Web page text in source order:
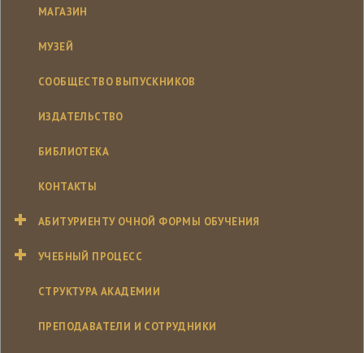
МАГАЗИН
МУЗЕЙ
СООБЩЕСТВО ВЫПУСКНИКОВ
ИЗДАТЕЛЬСТВО
БИБЛИОТЕКА
КОНТАКТЫ
АБИТУРИЕНТУ ОЧНОЙ ФОРМЫ ОБУЧЕНИЯ
УЧЕБНЫЙ ПРОЦЕСС
СТРУКТУРА АКАДЕМИИ
ПРЕПОДАВАТЕЛИ И СОТРУДНИКИ